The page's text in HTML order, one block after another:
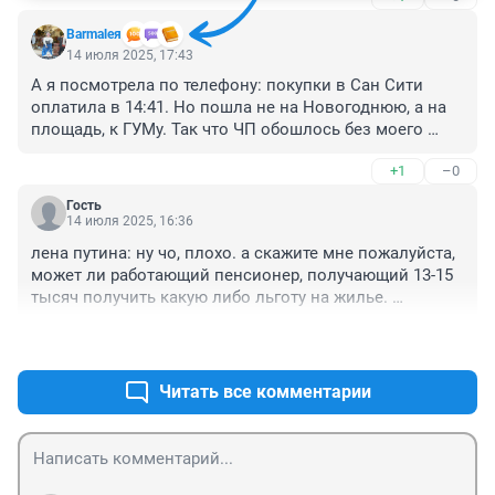
Barmaleя
14 июля 2025, 17:43
А я посмотрела по телефону: покупки в Сан Сити
оплатила в 14:41. Но пошла не на Новогоднюю, а на
площадь, к ГУМу. Так что ЧП обошлось без моего
торгуют там своим парфюмом. Бугаи здоровые. На
СВО их.
+1 –0
Гость
14 июля 2025, 16:36
лена путина: ну чо, плохо. а скажите мне пожалуйста,
может ли работающий пенсионер, получающий 13-15
тысяч получить какую либо льготу на жилье.
рублей в месяц. кошмар какой то. а она даже
уволится не может, чтобы пенсию поднять, боится,
что не возьмут обратно. может кто знает?
Читать все комментарии